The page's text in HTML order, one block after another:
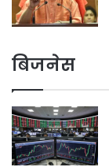
बिजनेस